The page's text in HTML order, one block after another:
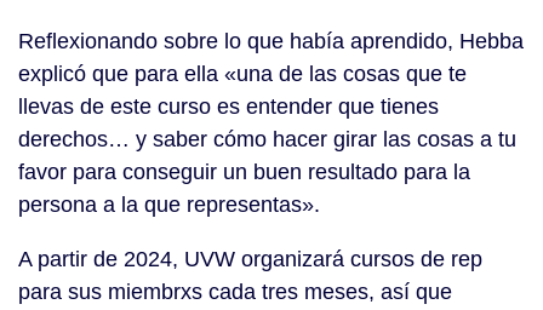
Reflexionando sobre lo que había aprendido, Hebba
explicó que para ella «una de las cosas que te
llevas de este curso es entender que tienes
derechos… y saber cómo hacer girar las cosas a tu
favor para conseguir un buen resultado para la
persona a la que representas».
A partir de 2024, UVW organizará cursos de rep
para sus miembrxs cada tres meses, así que